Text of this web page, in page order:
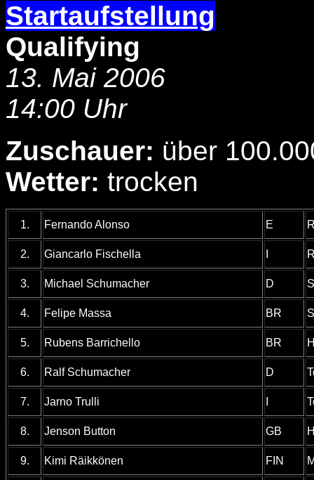
Startaufstellung
Qualifying
13. Mai 2006
14:00 Uhr
Zuschauer: über
Wetter: trocken
1. Fernando Alonso E
2. Giancarlo Fischella
3. Michael Schumacher D
4. Felipe Massa BR
5. Rubens Barrichello BR
6. Ralf Schumacher D
7. Jarno Trulli
8. Jenson Button GB
9. Kimi Räikkönen FIN